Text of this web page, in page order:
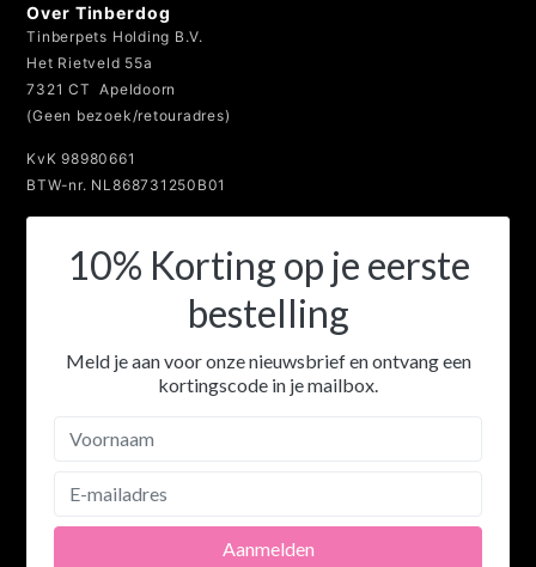
Over Tinberdog
Tinberpets Holding B.V.
Het Rietveld 55a
7321 CT Apeldoorn
(Geen bezoek/retouradres)
KvK 98980661
BTW-nr. NL868731250B01
10% Korting op je eerste
bestelling
Meld je aan voor onze nieuwsbrief en ontvang een
kortingscode in je mailbox.